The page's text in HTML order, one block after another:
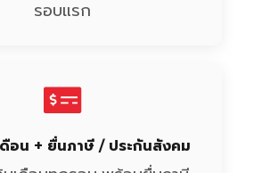
รอบแรก
ดือน + ยื่นภาษี / ประกันสังคม